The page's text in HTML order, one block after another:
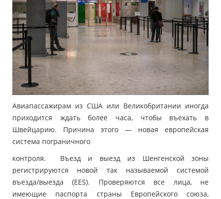
Авиапассажирам из США или Великобритании иногда
приходится ждать более часа, чтобы въехать в
Швейцарию. Причина этого — новая европейская
система пограничного
контроля. Въезд и выезд из Шенгенской зоны
регистрируются новой так называемой системой
въезда/выезда (EES). Проверяются все лица, не
имеющие паспорта страны Европейского союза,